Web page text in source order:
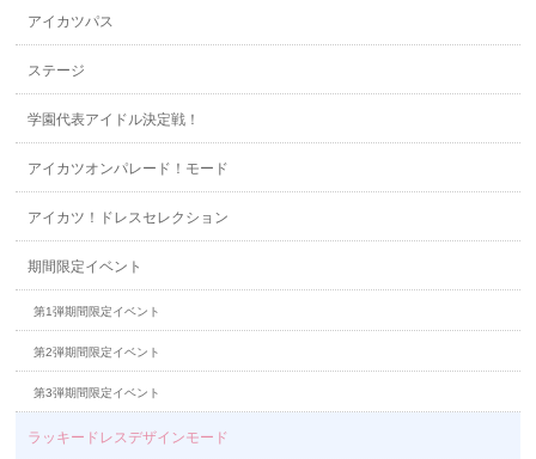
アイカツパス
ステージ
学園代表アイドル決定戦！
アイカツオンパレード！モード
アイカツ！ドレスセレクション
期間限定イベント
第1弾期間限定イベント
第2弾期間限定イベント
第3弾期間限定イベント
ラッキードレスデザインモード